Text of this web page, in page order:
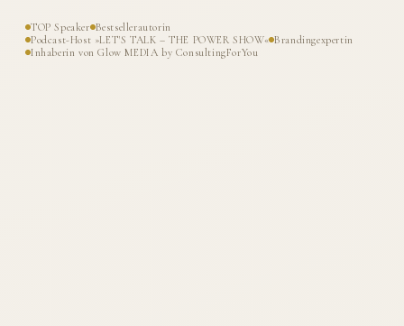
TOP Speaker Bestsellerautorin
Podcast-Host »LET'S TALK – THE POWER SHOW« Brandingexpertin
Inhaberin von Glow MEDIA by ConsultingForYou